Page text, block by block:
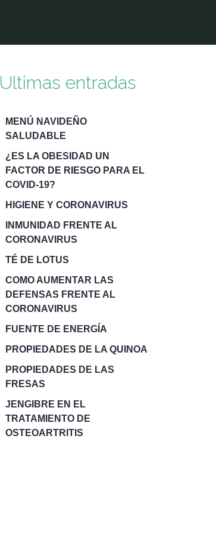
Ultimas entradas
MENÚ NAVIDEÑO
SALUDABLE
¿ES LA OBESIDAD UN
FACTOR DE RIESGO PARA EL
COVID-19?
HIGIENE Y CORONAVIRUS
INMUNIDAD FRENTE AL
CORONAVIRUS
TÉ DE LOTUS
COMO AUMENTAR LAS
DEFENSAS FRENTE AL
CORONAVIRUS
FUENTE DE ENERGÍA
PROPIEDADES DE LA QUINOA
PROPIEDADES DE LAS
FRESAS
JENGIBRE EN EL
TRATAMIENTO DE
OSTEOARTRITIS